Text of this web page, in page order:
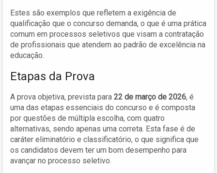
Estes são exemplos que refletem a exigência de
qualificação que o concurso demanda, o que é uma prática
comum em processos seletivos que visam a contratação
de profissionais que atendem ao padrão de excelência na
educação.
Etapas da Prova
A prova objetiva, prevista para 22 de março de 2026, é
uma das etapas essenciais do concurso e é composta
por questões de múltipla escolha, com quatro
alternativas, sendo apenas uma correta. Esta fase é de
caráter eliminatório e classificatório, o que significa que
os candidatos devem ter um bom desempenho para
avançar no processo seletivo.